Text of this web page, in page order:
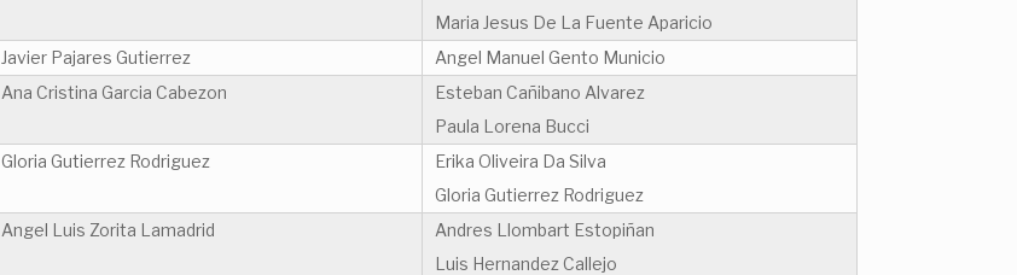
Maria Jesus De La Fuente Aparicio
Javier Pajares Gutierrez
Angel Manuel Gento Municio
Ana Cristina Garcia Cabezon
Esteban Cañibano Alvarez
Paula Lorena Bucci
Gloria Gutierrez Rodriguez
Erika Oliveira Da Silva
Gloria Gutierrez Rodriguez
Angel Luis Zorita Lamadrid
Andres Llombart Estopiñan
Luis Hernandez Callejo